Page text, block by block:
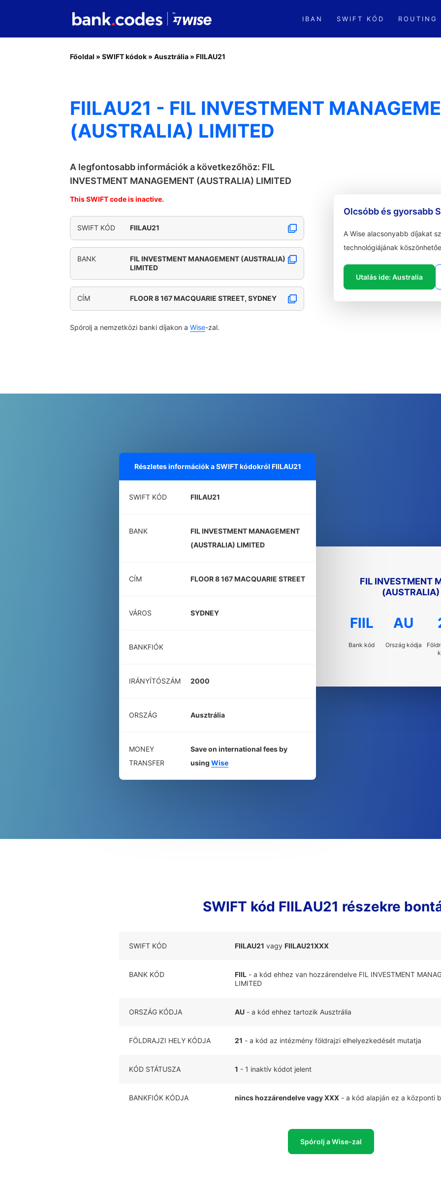
IBAN SWIFT KÓD ROUTING
Főoldal » SWIFT kódok » Ausztrália » FIILAU21
FIILAU21 - FIL INVESTMENT
(AUSTRALIA) LIMITED
A legfontosabb információk a következőhöz: FIL
INVESTMENT MANAGEMENT (AUSTRALIA) LIMITED
This SWIFT code is inactive.
SWIFT KÓD FIILAU21
BANK
FIL INVESTMENT MANAGEMENT (AUSTRALIA)
LIMITED
CÍM FLOOR 8 167 MACQUARIE STREET, SYDNEY
Spórolj a nemzetközi banki díjakon a Wise-zal.
Olcsóbb és gyorsabb
A Wise alacsonyabb díjakat
technológiájának
Utalás ide: Australia
Részletes információk a SWIFT kódokról FIILAU21
SWIFT KÓD FIILAU21
BANK
FIL INVESTMENT MANAGEMENT
(AUSTRALIA) LIMITED
CÍM FLOOR 8 167 MACQUARIE STREET
VÁROS SYDNEY
BANKFIÓK
IRÁNYÍTÓSZÁM 2000
ORSZÁG Ausztrália
MONEY
TRANSFER
Save on international fees by
using Wise
FIL INVESTMENT
FIIL
Bank kód
AU
Ország kódja
SWIFT kód FIILAU21 részekre
SWIFT KÓD FIILAU21 vagy FIILAU21XXX
BANK KÓD FIIL - a kód ehhez van hozzárendelve FIL INVESTMENT
LIMITED
ORSZÁG KÓDJA AU - a kód ehhez tartozik Ausztrália
FÖLDRAJZI HELY KÓDJA 21 - a kód az intézmény földrajzi elhelyezkedését mutatja
KÓD STÁTUSZA 1 - 1 inaktív kódot jelent
BANKFIÓK KÓDJA nincs hozzárendelve vagy XXX - a kód alapján ez a központi
Spórolj a Wise-zal